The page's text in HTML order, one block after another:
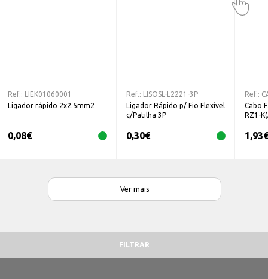
Ref.:
LIEK01060001
Ligador rápido 2x2.5mm2
0,08€
Ref.:
LISOSL-L2221-3P
Ligador Rápido p/ Fio Flexível
c/Patilha 3P
0,30€
Ref.:
Cabo
RZ1-
1,93€
Ver mais
FILTRAR